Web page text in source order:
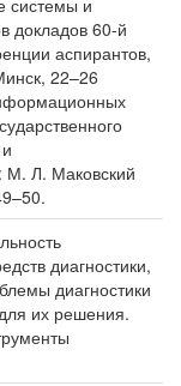
и
докладов 60-й
аспирантов,
22–26
М. Л. Маковский
диагностики,
диагностики
их решения.